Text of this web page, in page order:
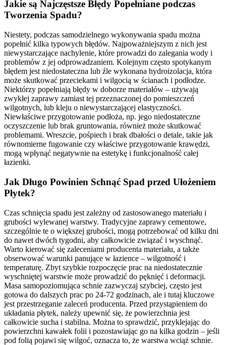
Jakie są Najczęstsze Błędy Popełniane podczas
Tworzenia Spadu?
Niestety, podczas samodzielnego wykonywania spadu można
popełnić kilka typowych błędów. Najpoważniejszym z nich jest
niewystarczające nachylenie, które prowadzi do zalegania wody i
problemów z jej odprowadzaniem. Kolejnym często spotykanym
błędem jest niedostateczna lub źle wykonana hydroizolacja, która
może skutkować przeciekami i wilgocią w ścianach i podłodze.
Niektórzy popełniają błędy w doborze materiałów – używają
zwykłej zaprawy zamiast tej przeznaczonej do pomieszczeń
wilgotnych, lub kleju o niewystarczającej elastyczności.
Niewłaściwe przygotowanie podłoża, np. jego niedostateczne
oczyszczenie lub brak gruntowania, również może skutkować
problemami. Wreszcie, pośpiech i brak dbałości o detale, takie jak
równomierne fugowanie czy właściwe przygotowanie krawędzi,
mogą wpłynąć negatywnie na estetykę i funkcjonalność całej
łazienki.
Jak Długo Powinien Schnąć Spad przed Ułożeniem
Płytek?
Czas schnięcia spadu jest zależny od zastosowanego materiału i
grubości wylewanej warstwy. Tradycyjne zaprawy cementowe,
szczególnie te o większej grubości, mogą potrzebować od kilku dni
do nawet dwóch tygodni, aby całkowicie związać i wyschnąć.
Warto kierować się zaleceniami producenta materiału, a także
obserwować warunki panujące w łazience – wilgotność i
temperaturę. Zbyt szybkie rozpoczęcie prac na niedostatecznie
wyschniętej warstwie może prowadzić do pęknięć i deformacji.
Masa samopoziomująca schnie zazwyczaj szybciej, często jest
gotowa do dalszych prac po 24-72 godzinach, ale i tutaj kluczowe
jest przestrzeganie zaleceń producenta. Przed przystąpieniem do
układania płytek, należy upewnić się, że powierzchnia jest
całkowicie sucha i stabilna. Można to sprawdzić, przyklejając do
powierzchni kawałek folii i pozostawiając go na kilka godzin – jeśli
pod folią pojawi się wilgoć, oznacza to, że warstwa wciąż schnie.